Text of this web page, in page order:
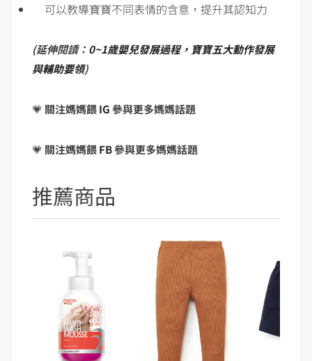
可以教導寶寶不同表情的含意，提升其認知力
(延伸閱讀：0~1歲嬰兒發展過程，寶寶五大動作發展
與輔助要領)
💗 關注媽媽餵IG參與更多媽媽話題
💗 關注媽媽餵FB參與更多媽媽話題
推薦商品